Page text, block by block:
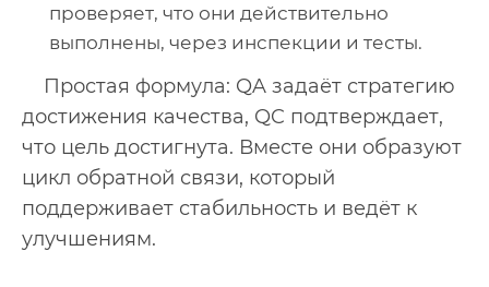
проверяет, что они действительно
выполнены, через инспекции и тесты.
Простая формула: QA задаёт стратегию
достижения качества, QC подтверждает,
что цель достигнута. Вместе они образуют
цикл обратной связи, который
поддерживает стабильность и ведёт к
улучшениям.